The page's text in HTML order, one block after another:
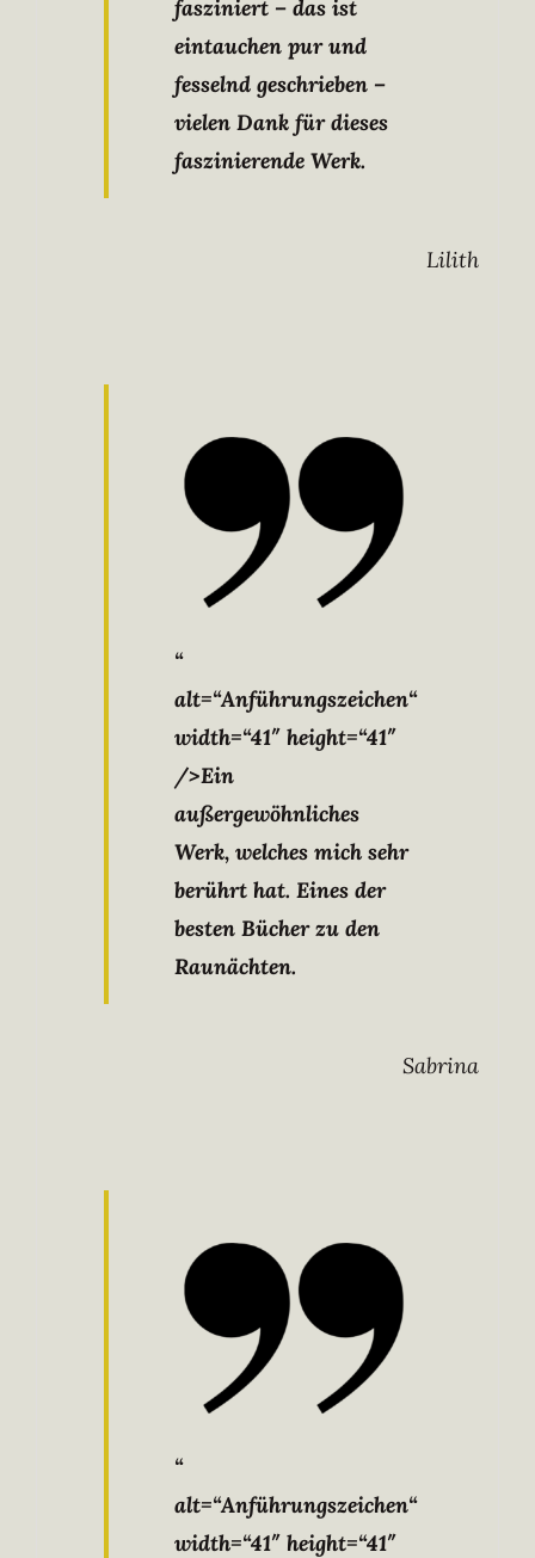
fasziniert – das ist
eintauchen pur und
fesselnd geschrieben –
vielen Dank für dieses
faszinierende Werk.
Lilith
“
alt=“Anführungszeichen“
width=“41″ height=“41″
/>Ein
außergewöhnliches
Werk, welches mich sehr
berührt hat. Eines der
besten Bücher zu den
Raunächten.
Sabrina
“
alt=“Anführungszeichen“
width=“41″ height=“41″